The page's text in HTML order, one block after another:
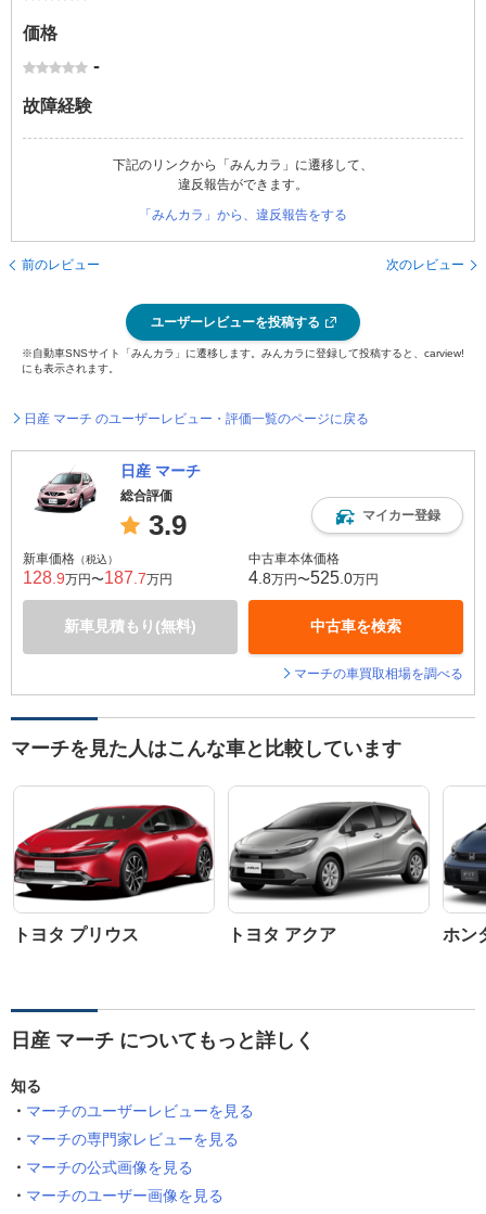
価格
-
故障経験
下記のリンクから「みんカラ」に遷移して、
違反報告ができます。
「みんカラ」から、違反報告をする
前のレビュー 次のレビュー
ユーザーレビューを投稿する
※自動車SNSサイト「みんカラ」に遷移します。みんカラに登録して投稿すると、carview!
にも表示されます。
日産 マーチ のユーザーレビュー・評価一覧のページに戻る
日産 マーチ
総合評価
3.9 マイカー登録
新車価格 （税込）
128 .9万円〜187 .7万円
新車見積もり(無料)
中古車本体価格
4 .8万円〜525 .0万円
中古車を検索
マーチの車買取相場を調べる
マーチを見た人はこんな車と比較しています
トヨタ プリウス トヨタ アクア ホン
日産 マーチ についてもっと詳しく
知る
マーチのユーザーレビューを見る
マーチの専門家レビューを見る
マーチの公式画像を見る
マーチのユーザー画像を見る